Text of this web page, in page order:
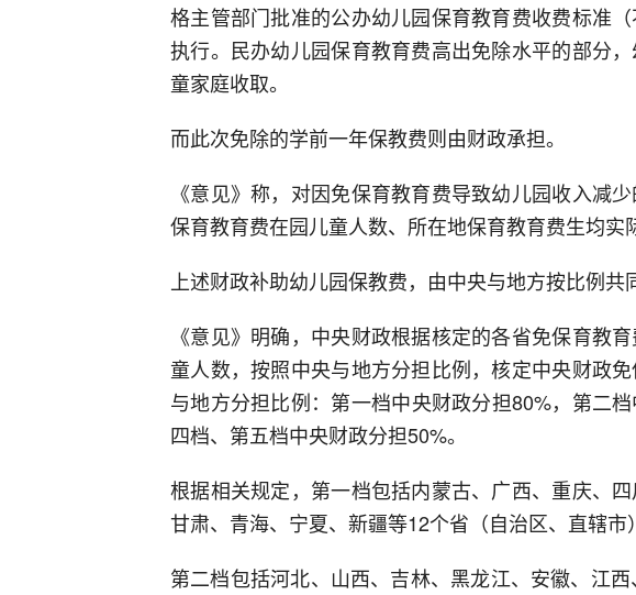
格主管部门批准的公办幼儿园保育教育费收费标准（
执行。民办幼儿园保育教育费高出免除水平的部分
童家庭收取。
而此次免除的学前一年保教费则由财政承担。
《意见》称，对因免保育教育费导致幼儿园收入减
保育教育费在园儿童人数、所在地保育教育费生均实
上述财政补助幼儿园保教费，由中央与地方按比例共
《意见》明确，中央财政根据核定的各省免保育教
童人数，按照中央与地方分担比例，核定中央财政
与地方分担比例：第一档中央财政分担80%，第二
四档、第五档中央财政分担50%。
根据相关规定，第一档包括内蒙古、广西、重庆、四
甘肃、青海、宁夏、新疆等12个省（自治区、直辖市
第二档包括河北、山西、吉林、黑龙江、安徽、江